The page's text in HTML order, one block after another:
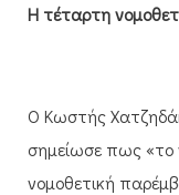
Η τέταρτη
Ο Κωστής
σημείωσε πως «το
νομοθετική